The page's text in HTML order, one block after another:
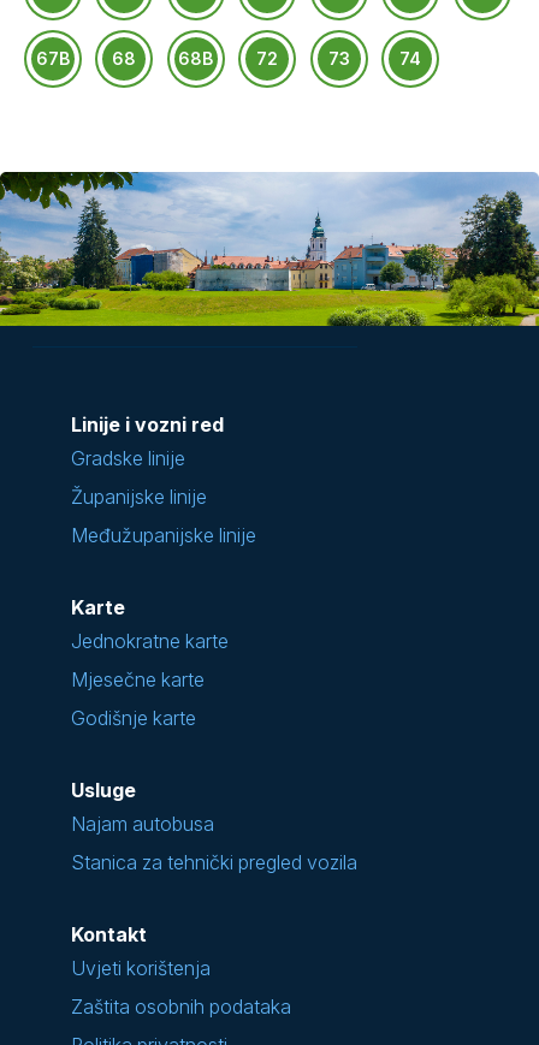
67B 68 68B 72 73 74
Linije i vozni red
Gradske linije
Županijske linije
Međužupanijske linije
Karte
Jednokratne karte
Mjesečne karte
Godišnje karte
Usluge
Najam autobusa
Stanica za tehnički pregled vozila
Kontakt
Uvjeti korištenja
Zaštita osobnih podataka